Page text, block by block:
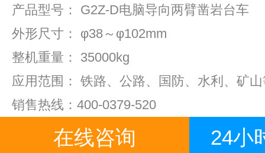
产品型号：
G2Z-D电脑导向两臂凿岩台车
外形尺寸：
φ38～φ102mm
整机重量：
35000kg
应用范围： 铁路、公路、国防、水利、矿
业中
销售热线：400-0379-520
在线咨询 24小